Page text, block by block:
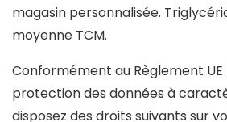
magasin personnalisée.
moyenne TCM.
Conformément au Règlement
protection des données à
disposez des droits suivants sur